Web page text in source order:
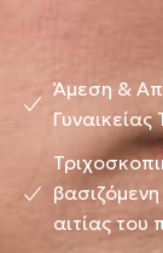
Άμεση &
αιτίας του